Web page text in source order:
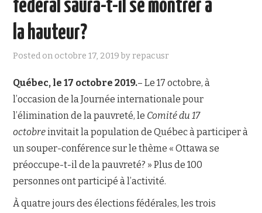
FAIRE UN DON !
fédéral saura-t-il se montrer à
la hauteur?
Posted on octobre 17, 2019 byrepacusr
Québec, le 17 octobre 2019.– Le 17 octobre, à
l’occasion de la Journée internationale pour
l’élimination de la pauvreté, le Comité du 17
octobreinvitait la population de Québec à participer à
un souper-conférence sur le thème « Ottawa se
préoccupe-t-il de la pauvreté? » Plus de 100
personnes ont participé à l’activité.
À quatre jours des élections fédérales, les trois